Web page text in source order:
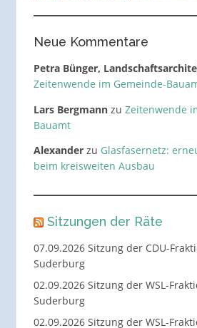
Neue Kommentare
Petra Bünger,
Zeitenwende im Gemeinde-
Lars Bergmannzu Zeitenwende
Bauamt
Alexanderzu Glasfasernetz:
beim kreisweiten Ausbau
Sitzungen der Räte
07.09.2026 Sitzung der CDU-
Suderburg
02.09.2026 Sitzung der WSL-
Suderburg
02.09.2026 Sitzung der WSL-